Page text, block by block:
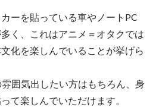
ーを貼っている車やノートPC
く、これはアニメ＝オタクでは
化を楽しんでいることが挙げら
囲気出したい方はもちろん、身
て楽しんでいただけます。